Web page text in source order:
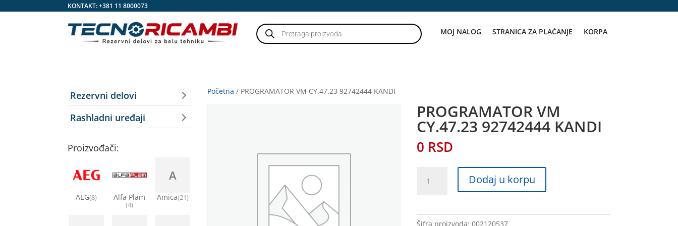
KONTAKT:+381 11 8000073
Products
search MOJ NALOG STRANICA ZA PLAĆANJE KORPA
Početna / PROGRAMATOR VM CY.47.23 92742444 KANDI
PROGRAMATOR VM
CY.47.23 92742444 KANDI
0 RSD
KANDI
Dodaj u korpu
Šifra proizvoda:002120537
Rezervni delovi
Rashladni uređaji
Proizvođači:
AEG(8) Alfa Plam
(4)
A
Amica(21)